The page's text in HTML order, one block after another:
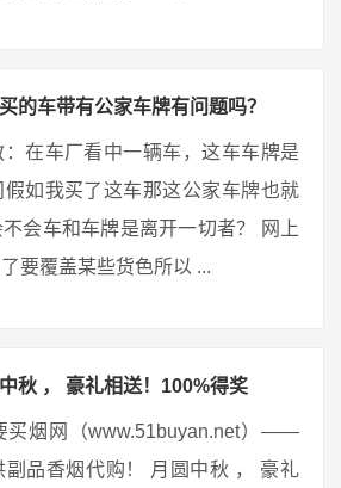
的车带有公家车牌有问题吗？
在车厂看中一辆车，这车车牌是
如我买了这车那这公家车牌也就
会车和车牌是离开一切者？ 网上
要覆盖某些货色所以 ...
秋 ， 豪礼相送！100%得奖
买烟网（www.51buyan.net）——
副品香烟代购！ 月圆中秋 ， 豪礼